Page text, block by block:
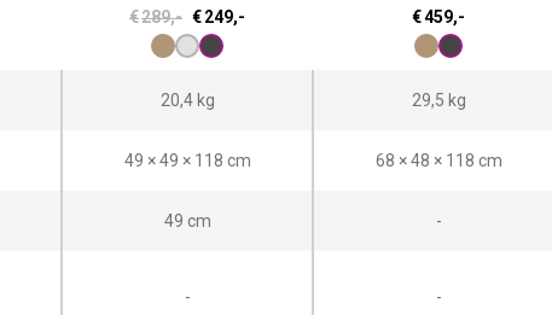
€289,- L
e
i
€249,-
€459,-
20,4 kg 29,5 kg
49 × 49 × 118 cm 68 × 48 × 118 cm
49 cm -
- -